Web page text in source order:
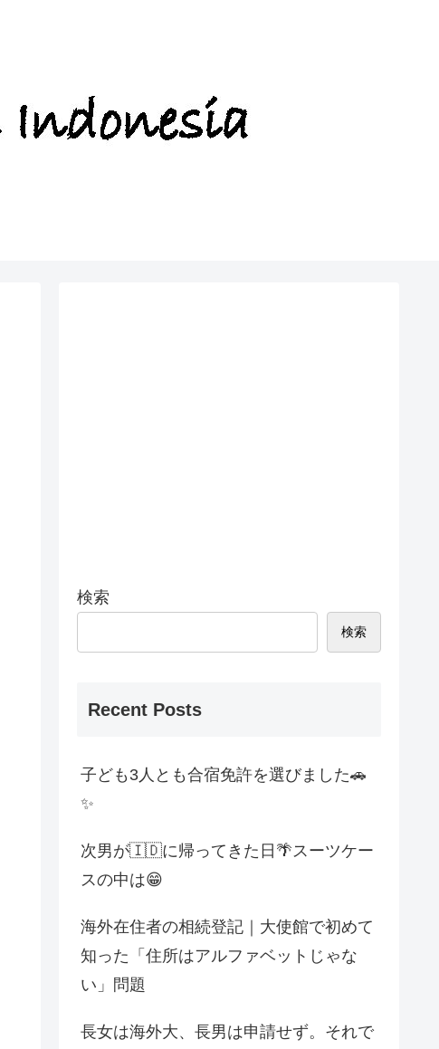
検索
検索
Recent Posts
子ども3人とも合宿免許を選びました🚗
✨
次男が🇮🇩に帰ってきた日🌴スーツケー
スの中は😁
海外在住者の相続登記｜大使館で初めて
知った「住所はアルファベットじゃな
い」問題
長女は海外大、長男は申請せず。それで